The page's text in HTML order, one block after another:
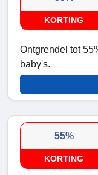
KORTING
Ontgrendel tot
baby's.
55%
KORTING